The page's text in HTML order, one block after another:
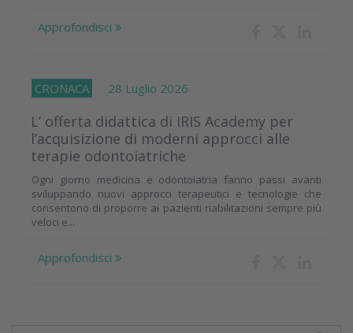
Approfondisci
CRONACA 28 Luglio 2026
L’ offerta didattica di IRIS Academy per
l’acquisizione di moderni approcci alle
terapie odontoiatriche
Ogni giorno medicina e odontoiatria fanno passi avanti
sviluppando nuovi approcci terapeutici e tecnologie che
consentono di proporre ai pazienti riabilitazioni sempre più
veloci e...
Approfondisci